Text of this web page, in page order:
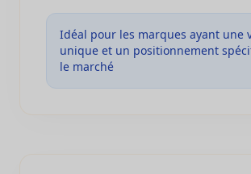
Idéal pour les marques ayant une
unique et un positionnement
le marché